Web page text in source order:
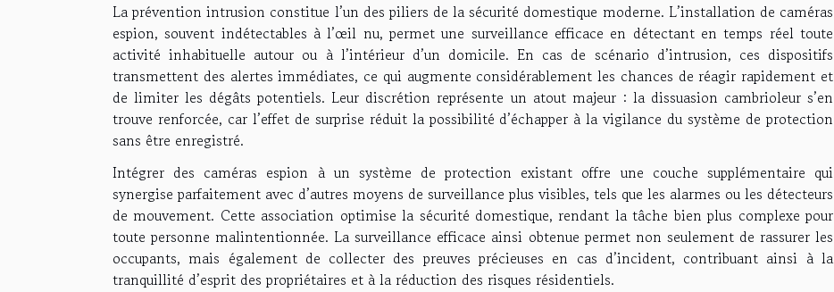
La prévention intrusion constitue l’un des piliers de la sécurité domestique moderne. L’installation de caméras
espion, souvent indétectables à l’œil nu, permet une surveillance efficace en détectant en temps réel toute
activité inhabituelle autour ou à l’intérieur d’un domicile. En cas de scénario d’intrusion, ces dispositifs
transmettent des alertes immédiates, ce qui augmente considérablement les chances de réagir rapidement et
de limiter les dégâts potentiels. Leur discrétion représente un atout majeur : la dissuasion cambrioleur s’en
trouve renforcée, car l’effet de surprise réduit la possibilité d’échapper à la vigilance du système de protection
sans être enregistré.
Intégrer des caméras espion à un système de protection existant offre une couche supplémentaire qui
synergise parfaitement avec d’autres moyens de surveillance plus visibles, tels que les alarmes ou les détecteurs
de mouvement. Cette association optimise la sécurité domestique, rendant la tâche bien plus complexe pour
toute personne malintentionnée. La surveillance efficace ainsi obtenue permet non seulement de rassurer les
occupants, mais également de collecter des preuves précieuses en cas d’incident, contribuant ainsi à la
tranquillité d’esprit des propriétaires et à la réduction des risques résidentiels.